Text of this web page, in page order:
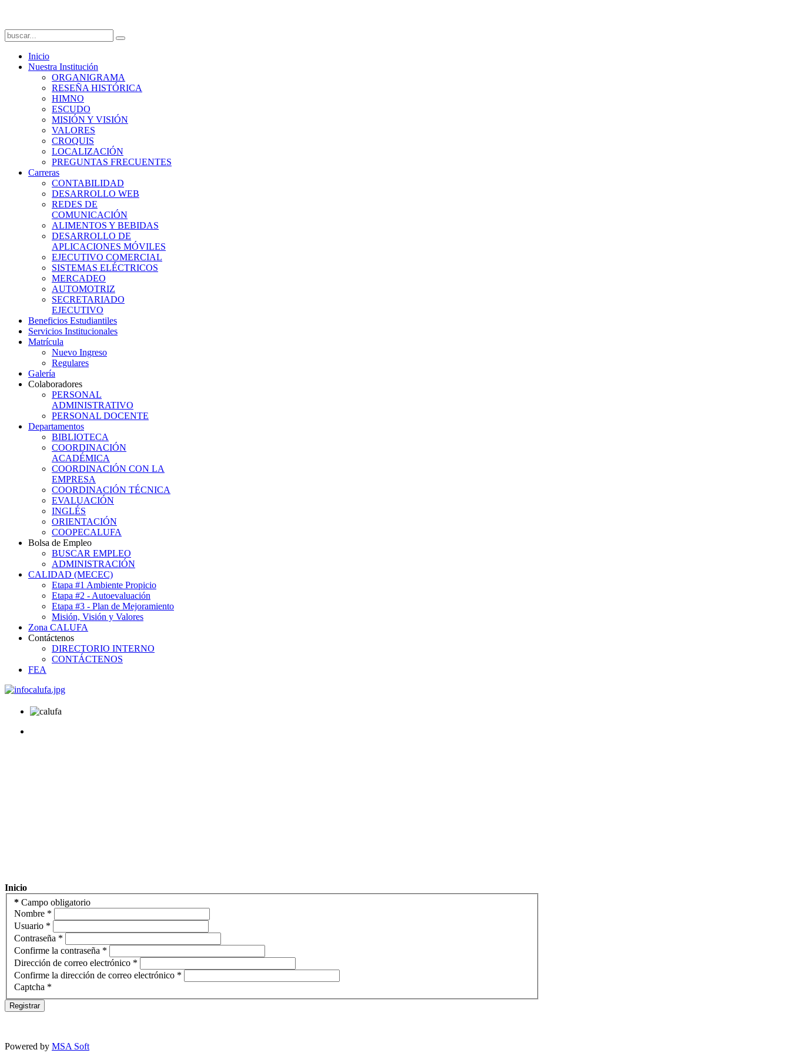
Inicio
Nuestra Institución
ORGANIGRAMA
RESEÑA HISTÓRICA
HIMNO
ESCUDO
MISIÓN Y VISIÓN
VALORES
CROQUIS
LOCALIZACIÓN
PREGUNTAS FRECUENTES
Carreras
CONTABILIDAD
DESARROLLO WEB
REDES DE
COMUNICACIÓN
ALIMENTOS Y BEBIDAS
DESARROLLO DE
APLICACIONES MÓVILES
EJECUTIVO COMERCIAL
SISTEMAS ELÉCTRICOS
MERCADEO
AUTOMOTRIZ
SECRETARIADO
EJECUTIVO
Beneficios Estudiantiles
Servicios Institucionales
Matrícula
Nuevo Ingreso
Regulares
Galería
Colaboradores
PERSONAL
ADMINISTRATIVO
PERSONAL DOCENTE
Departamentos
BIBLIOTECA
COORDINACIÓN
ACADÉMICA
COORDINACIÓN CON LA
EMPRESA
COORDINACIÓN TÉCNICA
EVALUACIÓN
INGLÉS
ORIENTACIÓN
COOPECALUFA
Bolsa de Empleo
BUSCAR EMPLEO
ADMINISTRACIÓN
CALIDAD (MECEC)
Etapa #1 Ambiente Propicio
Etapa #2 - Autoevaluación
Etapa #3 - Plan de Mejoramiento
Misión, Visión y Valores
Zona CALUFA
Contáctenos
DIRECTORIO INTERNO
CONTÁCTENOS
FEA
Inicio
* Campo obligatorio
Nombre *
Usuario *
Contraseña *
Confirme la contraseña *
Dirección de correo electrónico *
Confirme la dirección de correo electrónico *
Captcha *
Registrar
Powered by MSA Soft